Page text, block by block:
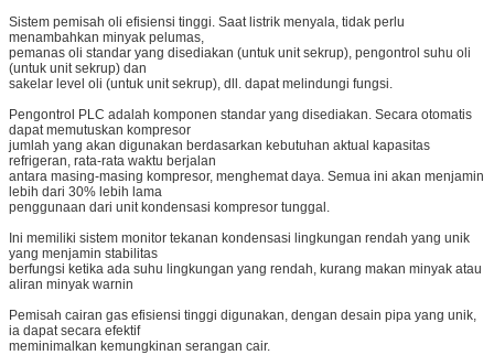
Sistem pemisah oli efisiensi tinggi. Saat listrik menyala, tidak perlu
menambahkan minyak pelumas,
pemanas oli standar yang disediakan (untuk unit sekrup), pengontrol suhu oli
(untuk unit sekrup) dan
sakelar level oli (untuk unit sekrup), dll. dapat melindungi fungsi.
Pengontrol PLC adalah komponen standar yang disediakan. Secara otomatis
dapat memutuskan kompresor
jumlah yang akan digunakan berdasarkan kebutuhan aktual kapasitas
refrigeran, rata-rata waktu berjalan
antara masing-masing kompresor, menghemat daya. Semua ini akan menjamin
lebih dari 30% lebih lama
penggunaan dari unit kondensasi kompresor tunggal.
Ini memiliki sistem monitor tekanan kondensasi lingkungan rendah yang unik
yang menjamin stabilitas
berfungsi ketika ada suhu lingkungan yang rendah, kurang makan minyak atau
aliran minyak warnin
Pemisah cairan gas efisiensi tinggi digunakan, dengan desain pipa yang unik,
ia dapat secara efektif
meminimalkan kemungkinan serangan cair.